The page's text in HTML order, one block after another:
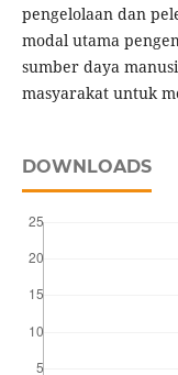
pengelolaan dan
modal utama
sumber daya
masyarakat untuk
DOWNLOADS